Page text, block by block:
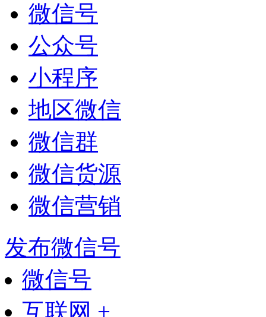
微信号
公众号
小程序
地区微信
微信群
微信货源
微信营销
发布微信号
微信号
互联网 +